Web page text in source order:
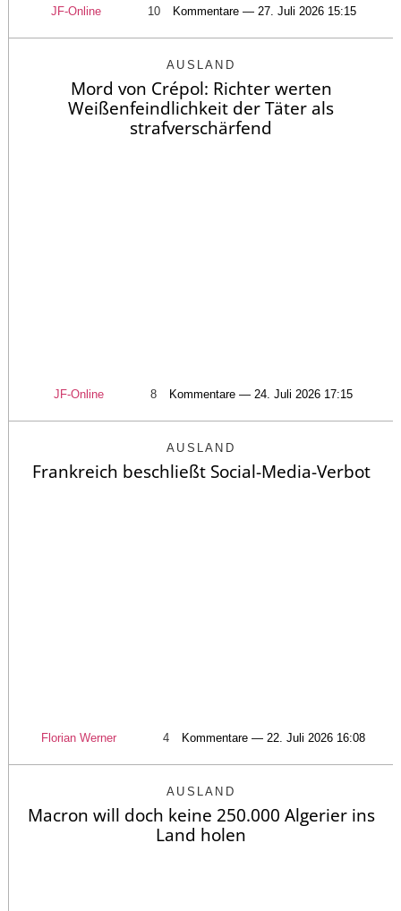
JF-Online 10 Kommentare — 27. Juli 2026 15:15
AUSLAND
Mord von Crépol: Richter werten
Weißenfeindlichkeit der Täter als
strafverschärfend
JF-Online 8 Kommentare — 24. Juli 2026 17:15
AUSLAND
Frankreich beschließt Social-Media-Verbot
Florian Werner 4 Kommentare — 22. Juli 2026 16:08
AUSLAND
Macron will doch keine 250.000 Algerier ins
Land holen